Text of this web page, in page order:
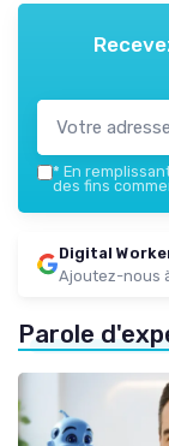
* En
des fins
Digital
Ajoutez-nous
Parole